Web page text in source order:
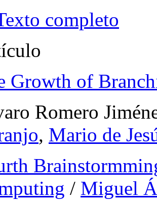
completo
Growth of
Romero
, Mario de
/ Miguel